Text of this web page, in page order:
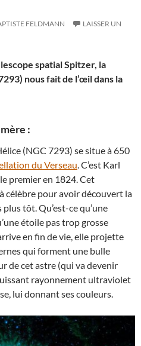
FELDMANN
LAISSER UN
spatial Spitzer, la
nous fait de l’œil dans la
:
(NGC 7293) se situe à 650
du Verseau. C’est Karl
premier en 1824. Cet
célèbre pour avoir découvert la
tôt. Qu’est-ce qu’une
étoile pas trop grosse
en fin de vie, elle projette
qui forment une bulle
de cet astre (qui va devenir
rayonnement ultraviolet
lui donnant ses couleurs.